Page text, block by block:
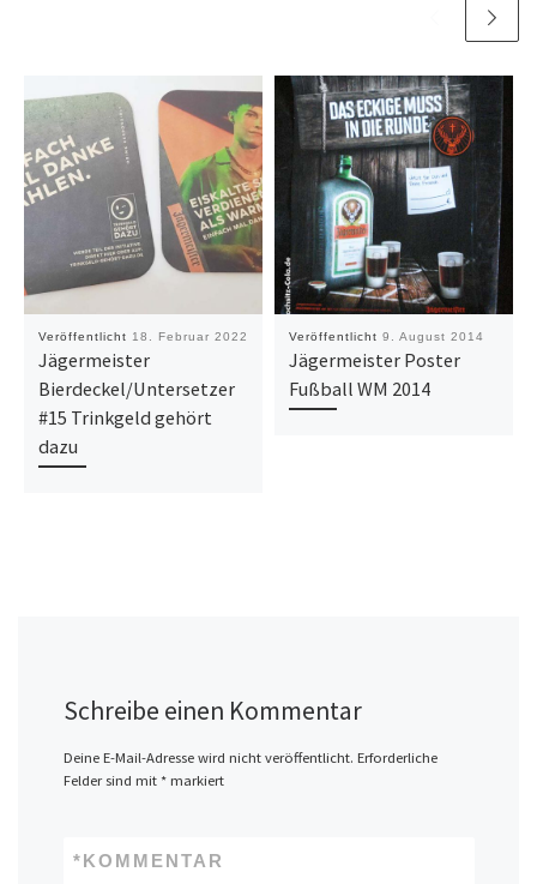
Veröffentlicht 18. Februar 2022
Jägermeister
Bierdeckel/Untersetzer
#15 Trinkgeld gehört
dazu
Veröffentlicht 9. August 2014
Jägermeister Poster
Fußball WM 2014
Schreibe einen Kommentar
Deine E-Mail-Adresse wird nicht veröffentlicht. Erforderliche
Felder sind mit *markiert
KOMMENTAR
*